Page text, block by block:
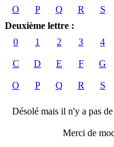
O P Q R S
Deuxième lettre :
0
1 2 3 4
C D E F G
O P Q R S
Désolé mais il n'y a pas
Merci de